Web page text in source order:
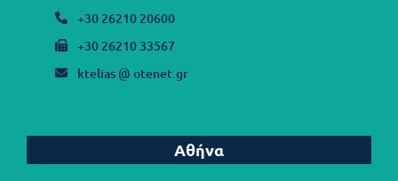
+30 26210 20600
+30 26210 33567
ktelias @ otenet.gr
Αθήνα